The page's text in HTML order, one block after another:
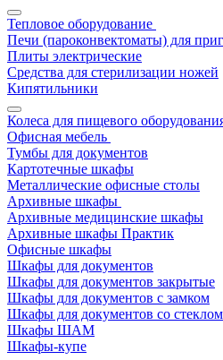
Тепловое оборудование
Печи (пароконвектоматы) для
Плиты электрические
Средства для стерилизации ножей
Кипятильники
Колеса для пищевого
Офисная мебель
Тумбы для документов
Картотечные шкафы
Металлические офисные столы
Архивные шкафы
Архивные медицинские шкафы
Архивные шкафы Практик
Офисные шкафы
Шкафы для документов
Шкафы для документов закрытые
Шкафы для документов с замком
Шкафы для документов со стеклом
Шкафы ШАМ
Шкафы-купе